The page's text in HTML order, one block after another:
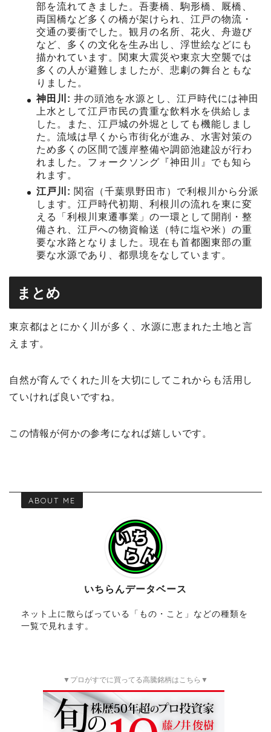
部を流れてきました。吾妻橋、駒形橋、厩橋、
両国橋など多くの橋が架けられ、江戸の物流・
交通の要衝でした。観月の名所、花火、舟遊び
など、多くの文化を生み出し、浮世絵などにも
描かれています。関東大震災や東京大空襲では
多くの人が避難しましたが、悲劇の舞台ともな
りました。
神田川: 井の頭池を水源とし、江戸時代には神田
上水として江戸市民の貴重な飲料水を供給しま
した。また、江戸城の外堀としても機能しまし
た。流域は早くから市街化が進み、水害対策の
ため多くの区間で護岸整備や調節池建設が行わ
れました。フォークソング『神田川』でも知ら
れます。
江戸川: 関宿（千葉県野田市）で利根川から分派
します。江戸時代初期、利根川の流れを東に変
える「利根川東遷事業」の一環として開削・整
備され、江戸への物資輸送（特に塩や米）の重
要な水路となりました。現在も首都圏東部の重
要な水源であり、都県境をなしています。
まとめ
東京都はとにかく川が多く、水源に恵まれた土地と言
えます。
自然が育んでくれた川を大切にしてこれからも活用し
ていければ良いですね。
この情報が何かの参考になれば嬉しいです。
ABOUT ME
いちらんデータベース
ネット上に散らばっている「もの・こと」などの種類を
一覧で見れます。
▼プロがすでに買ってる高騰銘柄はこちら▼